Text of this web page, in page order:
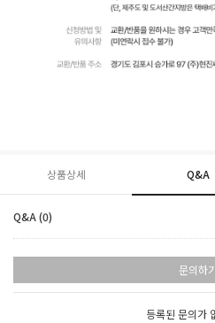
상품상세 Q&A
Q&A (0)
문의하
등록된 문의가